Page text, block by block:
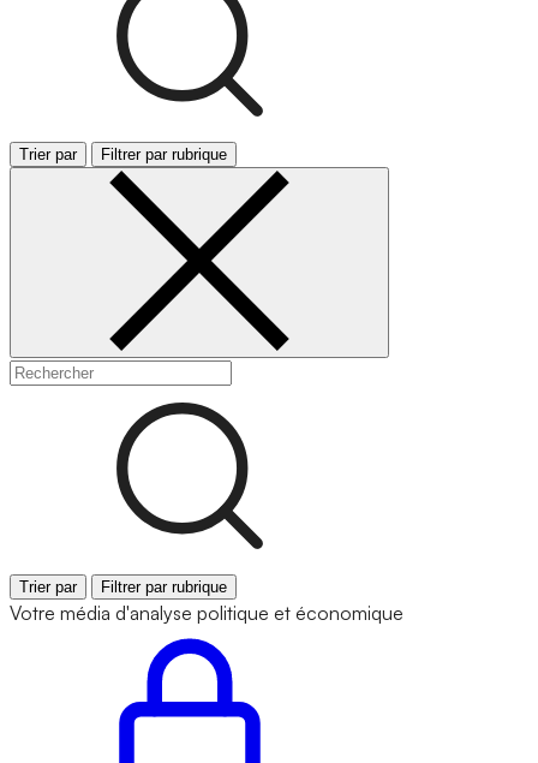
Trier par Filtrer par rubrique
Trier par Filtrer par rubrique
Votre média d'analyse politique et économique